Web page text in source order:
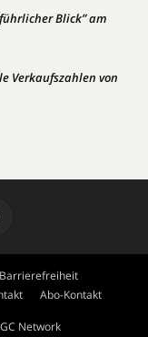
Blick” am
Verkaufszahlen von
Barrierefreiheit
Abo-Kontakt
Network